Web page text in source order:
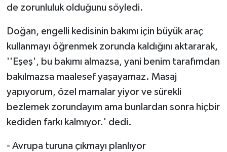
de zorunluluk olduğunu söyledi.
Doğan, engelli kedisinin bakımı için büyük araç
kullanmayı öğrenmek zorunda kaldığını aktararak,
''Eşeş', bu bakımı almazsa, yani benim tarafımdan
bakılmazsa maalesef yaşayamaz. Masaj
yapıyorum, özel mamalar yiyor ve sürekli
bezlemek zorundayım ama bunlardan sonra hiçbir
kediden farkı kalmıyor.' dedi.
- Avrupa turuna çıkmayı planlıyor